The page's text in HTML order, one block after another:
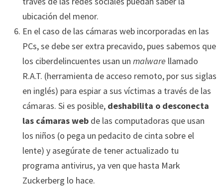
ubicación del menor.
En el caso de las cámaras web incorporadas en las
PCs, se debe ser extra precavido, pues sabemos que
los ciberdelincuentes usan un malware llamado
R.A.T. (herramienta de acceso remoto, por sus siglas
en inglés) para espiar a sus víctimas a través de las
cámaras. Si es posible, deshabilita o desconecta
las cámaras web de las computadoras que usan
los niños (o pega un pedacito de cinta sobre el
lente) y asegúrate de tener actualizado tu
programa antivirus, ya ven que hasta Mark
Zuckerberg lo hace.